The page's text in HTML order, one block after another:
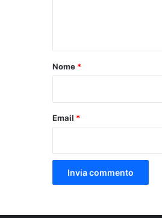
o
Nome *
Email *